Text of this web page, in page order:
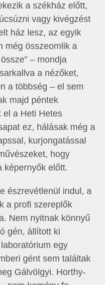
a székház előtt,
vagy kivégzést
ház lesz, az egyik
még összeomlik a
– mondja
a nézőket,
a többség – el sem
majd péntek
el a Heti Hetes
ez, hálásak még a
kurjongatással
hogy
képernyők előtt.
észrevétlenül indul, a
a profi szereplők
Nem nyitnak könnyű
gén, állított ki
egy
gént sem találtak
Gálvölgyi. Horthy-